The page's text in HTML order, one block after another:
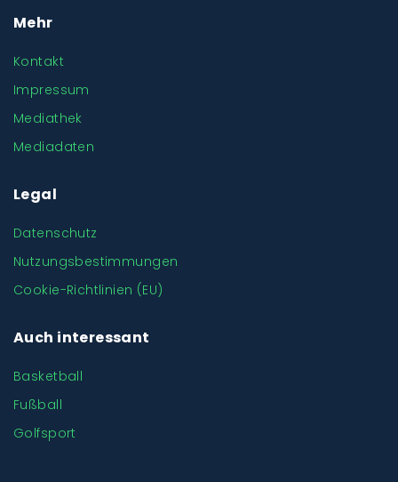
Mehr
Kontakt
Impressum
Mediathek
Mediadaten
Legal
Datenschutz
Nutzungsbestimmungen
Cookie-Richtlinien (EU)
Auch interessant
Basketball
Fußball
Golfsport